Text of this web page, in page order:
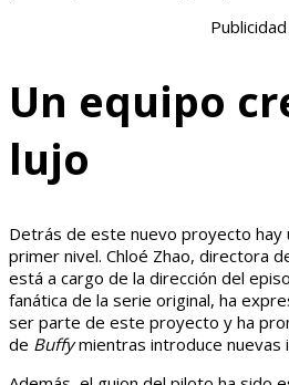
Publicidad
Un equipo
lujo
Detrás de este nuevo proyecto hay
primer nivel. Chloé Zhao, directora
está a cargo de la dirección del
fanática de la serie original, ha
ser parte de este proyecto y ha
de Buffymientras introduce nuevas